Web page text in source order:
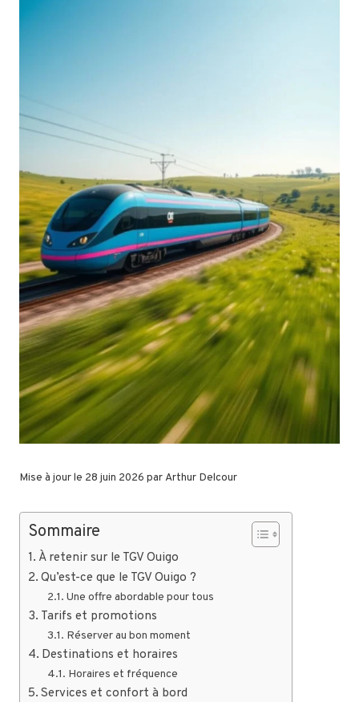
Mise à jour le 28 juin 2026 parArthur Delcour
Sommaire
À retenir sur le TGV Ouigo
Qu’est-ce que le TGV Ouigo ?
Une offre abordable pour tous
Tarifs et promotions
Réserver au bon moment
Destinations et horaires
Horaires et fréquence
Services et confort à bord